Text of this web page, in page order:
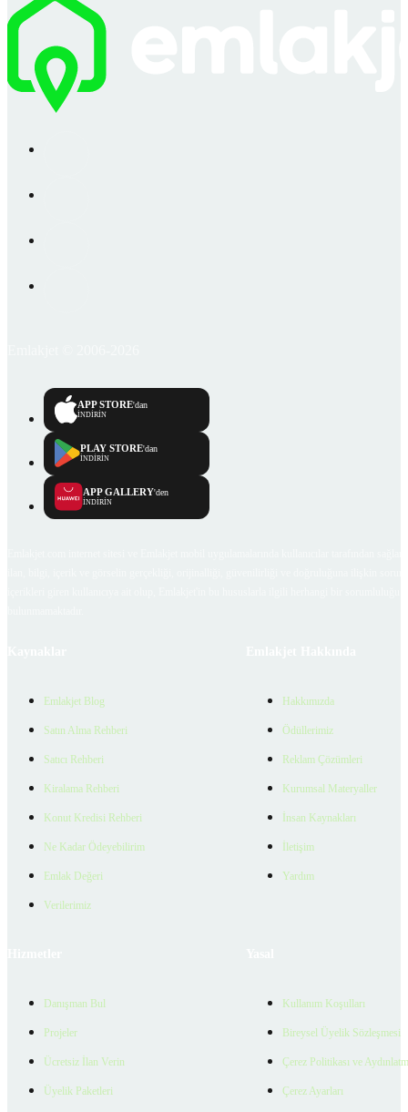
APP STORE'dan
İNDİRİN
PLAY STORE'dan
İNDİRİN
APP GALLERY'den
İNDİRİN
Emlakjet Blog
Satın Alma Rehberi
Satıcı Rehberi
Kiralama Rehberi
Konut Kredisi Rehberi
Ne Kadar Ödeyebilirim
Emlak Değeri
Verilerimiz
Hakkımızda
Ödüllerimiz
Reklam Çözümleri
Kurumsal Materyaller
İnsan Kaynakları
İletişim
Yardım
Danışman Bul
Projeler
Ücretsiz İlan Verin
Üyelik Paketleri
Kullanım Koşulları
Bireysel Üyelik Sözleşmesi
Çerez Politikası ve
Çerez Ayarları